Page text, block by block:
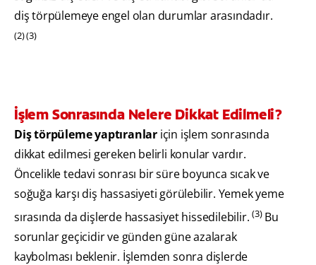
diş törpülemeye engel olan durumlar arasındadır.
(2) (3)
İşlem Sonrasında Nelere Dikkat Edilmeli?
Diş törpüleme yaptıranlar için işlem sonrasında
dikkat edilmesi gereken belirli konular vardır.
Öncelikle tedavi sonrası bir süre boyunca sıcak ve
soğuğa karşı diş hassasiyeti görülebilir. Yemek yeme
sırasında da dişlerde hassasiyet hissedilebilir.(3)Bu
sorunlar geçicidir ve günden güne azalarak
kaybolması beklenir. İşlemden sonra dişlerde